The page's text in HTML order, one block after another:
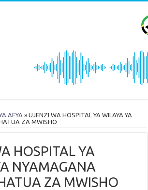
AFYA » UJENZI WA HOSPITAL YA WILAYA YA
ZA MWISHO
HOSPITAL YA
NYAMAGANA
ZA MWISHO